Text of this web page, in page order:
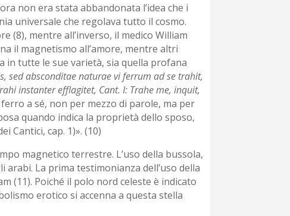
non era stata abbandonata l’idea che i
universale che regolava tutto il cosmo.
(8), mentre all’inverso, il medico William
il magnetismo all’amore, mentre altri
in tutte le sue varietà, sia quella profana
sed absconditae naturae vi ferrum ad se trahit,
instanter efflagitet, Cant. I: Trahe me, inquit,
a sé, non per mezzo di parole, ma per
quando indica la proprietà dello sposo,
Cantici, cap. 1)». (10)
magnetico terrestre. L’uso della bussola,
La prima testimonianza dell’uso della
(11). Poiché il polo nord celeste è indicato
erotico si accenna a questa stella